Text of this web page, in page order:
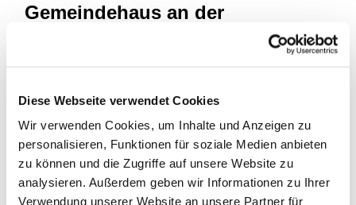
Diese Webseite verwendet Cookies
Wir verwenden Cookies, um Inhalte und Anzeigen zu
personalisieren, Funktionen für soziale Medien anbieten
zu können und die Zugriffe auf unsere Website zu
analysieren. Außerdem geben wir Informationen zu Ihrer
Verwendung unserer Website an unsere Partner für
Gemeindehaus an der
Matthäuskirche (Matthäusstraße
5).
Die Delegierten aus den Bochumer Gemeinden und
kirchlichen Diensten werden sich mit der
Haushaltsplanung für das kommende Jahr
beschäftigen. Zudem stehen Nachwahlen auf der